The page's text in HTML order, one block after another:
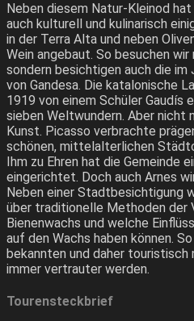
Neben diesem Natur-Kleinod
auch kulturell und kulinarisch
in der Terra Alta und neben
Wein angebaut. So besuchen wir
sondern besichtigen auch die
von Gandesa. Die katalonische
1919 von einem Schüler Gaudís
sieben Weltwundern. Aber nicht
Kunst. Picasso verbrachte
schönen, mittelalterlichen
Ihm zu Ehren hat die Gemeinde
eingerichtet. Doch auch Arnes
Neben einer Stadtbesichtigung
über traditionelle Methoden der
Bienenwachs und welche
auf den Wachs haben können.
bekannten und daher touristisch
immer vertrauter werden.
Tourensteckbrief